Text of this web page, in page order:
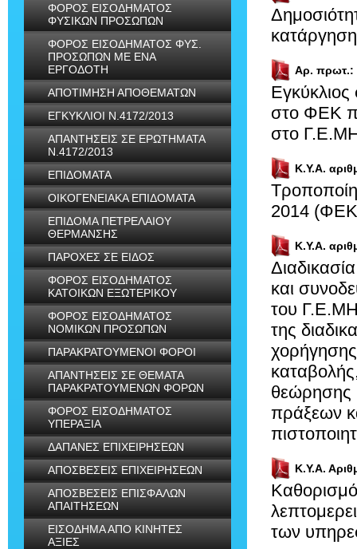
ΦΟΡΟΣ ΕΙΣΟΔΗΜΑΤΟΣ
ΦΥΣΙΚΩΝ ΠΡΟΣΩΠΩΝ
ΦΟΡΟΣ ΕΙΣΟΔΗΜΑΤΟΣ ΦΥΣ.
ΠΡΟΣΩΠΩΝ ΜΕ ΕΝΑ
ΕΡΓΟΔΟΤΗ
ΑΠΟΤΙΜΗΣΗ ΑΠΟΘΕΜΑΤΩΝ
ΕΓΚΥΚΛΙΟΙ Ν.4172/2013
ΑΠΑΝΤΗΣΕΙΣ ΣΕ ΕΡΩΤΗΜΑΤΑ
Ν.4172/2013
ΕΠΙΔΟΜΑΤΑ
ΟΙΚΟΓΕΝΕΙΑΚΑ ΕΠΙΔΟΜΑΤΑ
ΕΠΙΔΟΜΑ ΠΕΤΡΕΛΑΙΟΥ
ΘΕΡΜΑΝΣΗΣ
ΠΑΡΟΧΕΣ ΣΕ ΕΙΔΟΣ
ΦΟΡΟΣ ΕΙΣΟΔΗΜΑΤΟΣ
ΚΑΤΟΙΚΩΝ ΕΞΩΤΕΡΙΚΟΥ
ΦΟΡΟΣ ΕΙΣΟΔΗΜΑΤΟΣ
ΝΟΜΙΚΩΝ ΠΡΟΣΩΠΩΝ
ΠΑΡΑΚΡΑΤΟΥΜΕΝΟΙ ΦΟΡΟΙ
ΑΠΑΝΤΗΣΕΙΣ ΣΕ ΘΕΜΑΤΑ
ΠΑΡΑΚΡΑΤΟΥΜΕΝΩΝ ΦΟΡΩΝ
ΦΟΡΟΣ ΕΙΣΟΔΗΜΑΤΟΣ
ΥΠΕΡΑΞΙΑ
ΔΑΠΑΝΕΣ ΕΠΙΧΕΙΡΗΣΕΩΝ
ΑΠΟΣΒΕΣΕΙΣ ΕΠΙΧΕΙΡΗΣΕΩΝ
ΑΠΟΣΒΕΣΕΙΣ ΕΠΙΣΦΑΛΩΝ
ΑΠΑΙΤΗΣΕΩΝ
ΕΙΣΟΔΗΜΑ ΑΠΟ ΚΙΝΗΤΕΣ
ΑΞΙΕΣ
Αρ. πρωτ.:
στο ΦΕΚ
στο
Κ.Υ.Α.
2014
Κ.Υ.Α.
και
του
της
θεώρησης
πράξεων
Κ.Υ.Α.
των